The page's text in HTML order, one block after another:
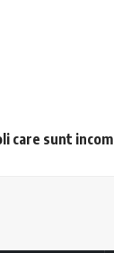
sunt